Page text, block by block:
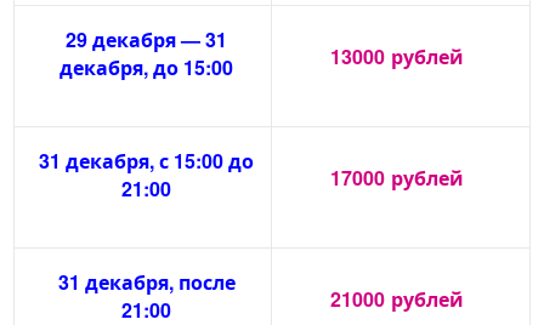
29 декабря — 31
декабря, до 15:00
13000 рублей
31 декабря, с 15:00 до
21:00
17000 рублей
31 декабря, после
21:00
21000 рублей